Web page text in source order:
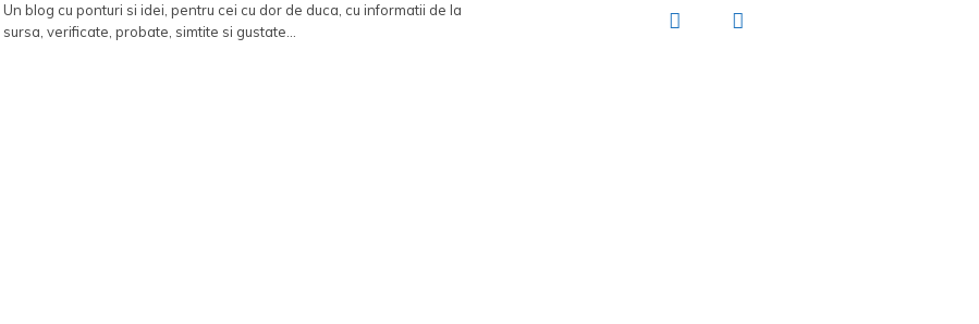
Un blog cu ponturi si idei, pentru cei cu dor de duca, cu informatii de la
sursa, verificate, probate, simtite si gustate...